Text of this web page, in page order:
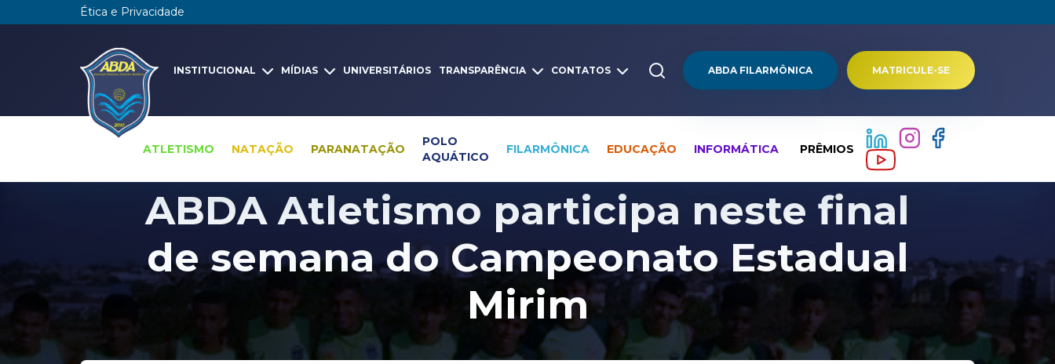
Ética e Privacidade
INSTITUCIONAL MÍDIAS UNIVERSITÁRIOS TRANSPARÊNCIA CONTATOS ABDA FILARMÔNICA MATRICULE-SE
ATLETISMO NATAÇÃO PARANATAÇÃO
POLO
AQUÁTICO
FILARMÔNICA EDUCAÇÃO INFORMÁTICA PRÊMIOS
Pesquisa global Notícias Atletismo
ABDA Atletismo participa neste final
de semana do Campeonato Estadual
Mirim